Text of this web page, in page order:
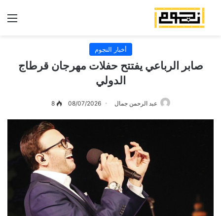
أخبار النجوم
صابر الرباعي يفتتح حفلات مهرجان قرطاج
الدولي
عبد الرحمن جمال 08/07/2026
8